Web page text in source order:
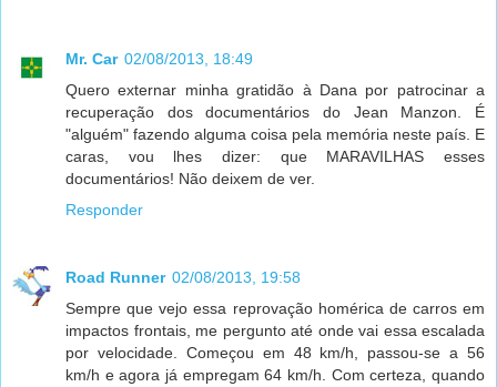
Mr. Car 02/08/2013, 18:49
Quero externar minha gratidão à Dana por patrocinar a
recuperação dos documentários do Jean Manzon. É
"alguém" fazendo alguma coisa pela memória neste país. E
caras, vou lhes dizer: que MARAVILHAS esses
documentários! Não deixem de ver.
Responder
Road Runner 02/08/2013, 19:58
Sempre que vejo essa reprovação homérica de carros em
impactos frontais, me pergunto até onde vai essa escalada
por velocidade. Começou em 48 km/h, passou-se a 56
km/h e agora já empregam 64 km/h. Com certeza, quando